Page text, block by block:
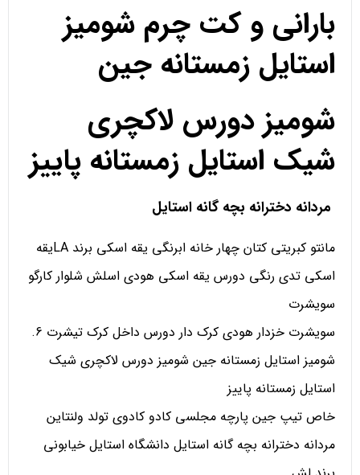
بارانی و کت چرم شومیز
استایل زمستانه جین
شومیز دورس لاکچری
شیک استایل زمستانه پاییز
مردانه دخترانه بچه گانه استایل
مانتو کبریتی کتان چهار خانه ابرنگی یقه اسکی برند LAیقه
اسکی تدی رنگی دورس یقه اسکی هودی اسلش شلوار کارگو
سویشرت
سویشرت خزدار هودی کرک دار دورس داخل کرک تیشرت 6.
شومیز استایل زمستانه جین شومیز دورس لاکچری شیک
استایل زمستانه پاییز
خاص تیپ جین پارچه مجلسی کادو کادوی تولد ولنتاین
مردانه دخترانه بچه گانه استایل دانشگاه استایل خیابونی